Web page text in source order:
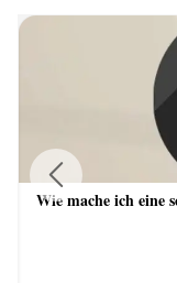
Wie mache ich eine
Previous